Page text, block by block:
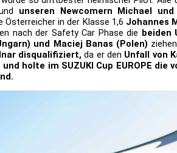
unseren Newcomern Michael
Österreicher in der Klasse 1,6 Johannes
nach der Safety Car Phase die beiden
und Maciej Banas (Polen)
disqualifiziert,da er den Unfall von
und holte im SUZUKI Cup EUROPE die